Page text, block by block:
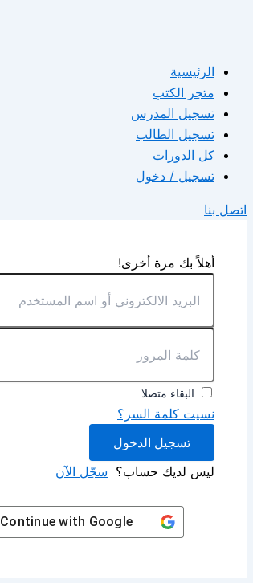
الرئيسية
متجر الكتب
تسجيل المدرس
تسجيل الطالب
كل الدورات
تسجيل / دخول
اتصل بنا
أهلاً بك مرة أخرى!
البقاء متصلا
نسيت كلمة السر؟
تسجيل الدخول
ليس لديك حساب؟ سجّل الآن
Continue with Google